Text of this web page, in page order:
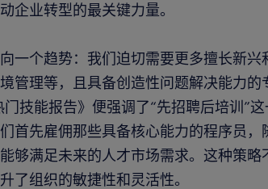
企业转型的最关键力量。
一个趋势：我们迫切需要更多擅长新兴
管理等，且具备创造性问题解决能力的
技能报告》便强调了“先招聘后培训”
首先雇佣那些具备核心能力的程序员，
够满足未来的人才市场需求。这种策略
了组织的敏捷性和灵活性。